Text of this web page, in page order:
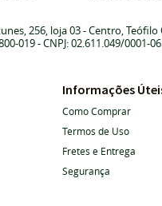
256, loja 03-Centro, Teófilo
019- CNPJ: 02.611.049/0001-06
Informações
Como Comprar
Termos de Uso
Fretes e Entrega
Segurança